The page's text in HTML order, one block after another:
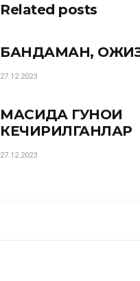
Related posts
БАНДАМАН,
27.12.2023
МАСИҲДА ГУНОҲИ
КЕЧИРИЛГАНЛАР
27.12.2023